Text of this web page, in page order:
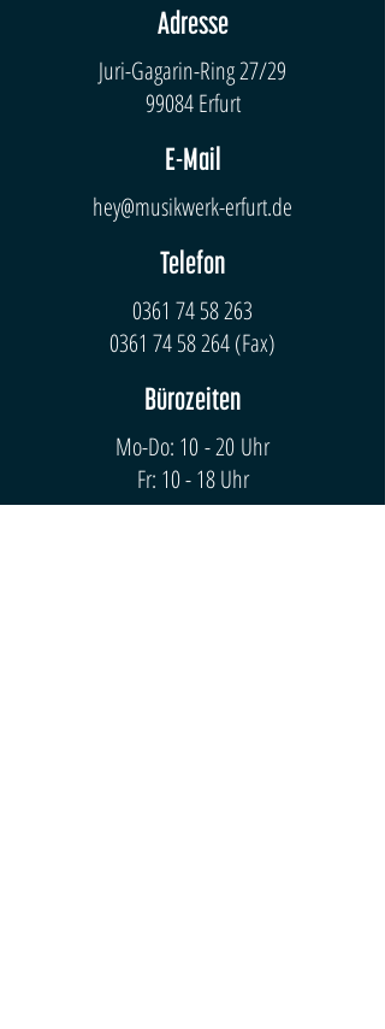
Adresse
Juri-Gagarin-Ring 27/29
99084 Erfurt
E-Mail
hey@musikwerk-erfurt.de
Telefon
0361 74 58 263
0361 74 58 264(Fax)
Bürozeiten
Mo-Do: 10 - 20 Uhr
Fr: 10 - 18 Uhr